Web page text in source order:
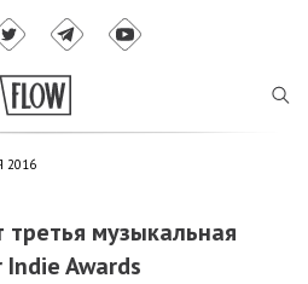
2016
третья музыкальная
Awards